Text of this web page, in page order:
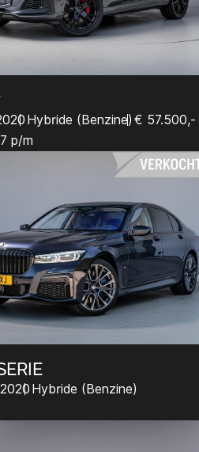
Hybride (Benzine) € 57.500,-
p/m
2020 Hybride (Benzine)